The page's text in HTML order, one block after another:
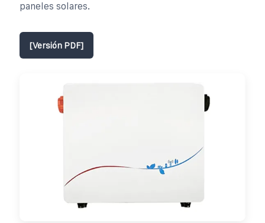
paneles solares.
[Versión PDF]